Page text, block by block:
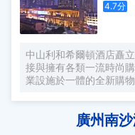
4.7分
中山利和希爾頓酒店矗
接與擁有各類一流時尚
業設施於一體的全新購物
廣州南